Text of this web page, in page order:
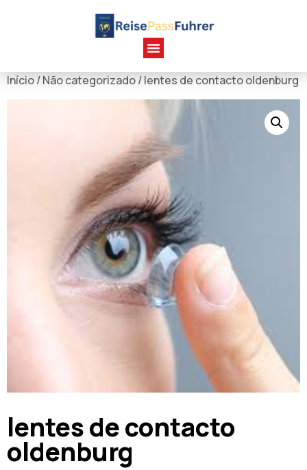
Início/Não categorizado/ lentes de contacto oldenburg
lentes de contacto
oldenburg